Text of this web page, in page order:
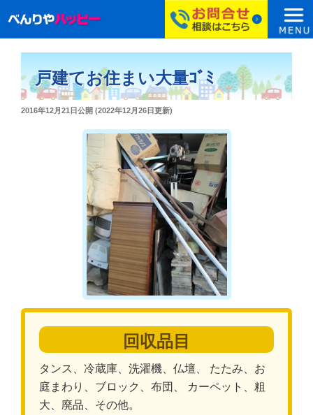
戸建てお住まい大量ｺﾞﾐ
投
2016年12月21日公開 (2022年12月26日更新)
回収品目
タンス、冷蔵庫、洗濯機、仏壇、 たたみ、お
庭まわり、ブロック、布団、 カーペット、粗
大、廃品、その他。